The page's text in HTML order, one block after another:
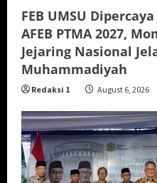
FEB UMSU
AFEB PTMA 2027,
Jejaring Nasional
Muhammadiyah
Redaksi 1 August 6, 2026